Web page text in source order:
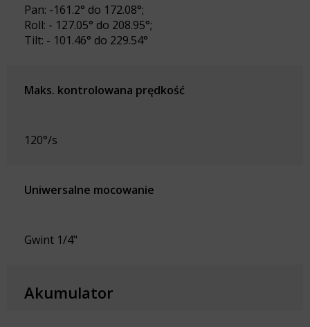
Pan: -161.2° do 172.08°;
Roll: - 127.05° do 208.95°;
Tilt: - 101.46° do 229.54°
Maks. kontrolowana prędkość
120°/s
Uniwersalne mocowanie
Gwint 1/4"
Akumulator